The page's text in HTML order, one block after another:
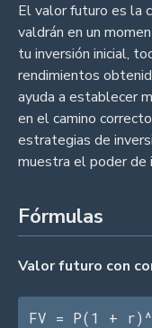
El valor futuro es la
valdrán en un
tu inversión inicial,
rendimientos
ayuda a establecer
en el camino
estrategias de
muestra el poder de
Fórmulas
Valor futuro con
FV = P(1 +